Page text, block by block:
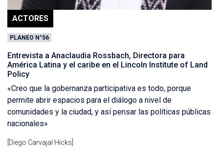
ACTORES
PLANEO N°56
Entrevista a Anaclaudia Rossbach, Directora para
América Latina y el caribe en el Lincoln Institute of Land
Policy
«Creo que la gobernanza participativa es todo, porque
permite abrir espacios para el diálogo a nivel de
comunidades y la ciudad, y así pensar las políticas públicas
nacionales»
[Diego Carvajal Hicks]